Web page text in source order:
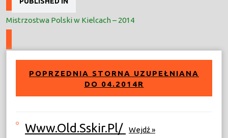
wpisu
Mistrzostwa Polski w Kielcach – 2014
POPRZEDNIA STORNA UZUPEŁNIANA
DO 04.2014R
Www.old.sskir.pl/ Wejdź »